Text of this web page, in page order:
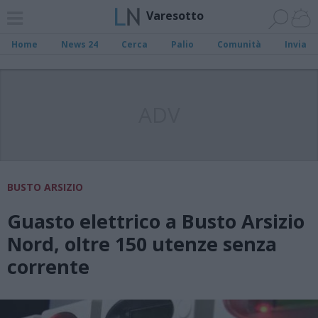
Varesotto
Home News 24 Cerca Palio Comunità Invia
BUSTO ARSIZIO
Guasto elettrico a Busto Arsizio
Nord, oltre 150 utenze senza
corrente